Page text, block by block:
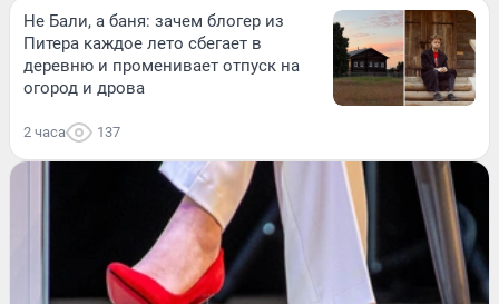
Не Бали, а баня: зачем блогер из
Питера каждое лето сбегает в
деревню и променивает отпуск на
огород и дрова
2 часа 137